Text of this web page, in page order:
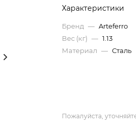
Характеристики
Бренд — Arteferro
Вес (кг) — 1.13
Материал — Сталь
Пожалуйста,